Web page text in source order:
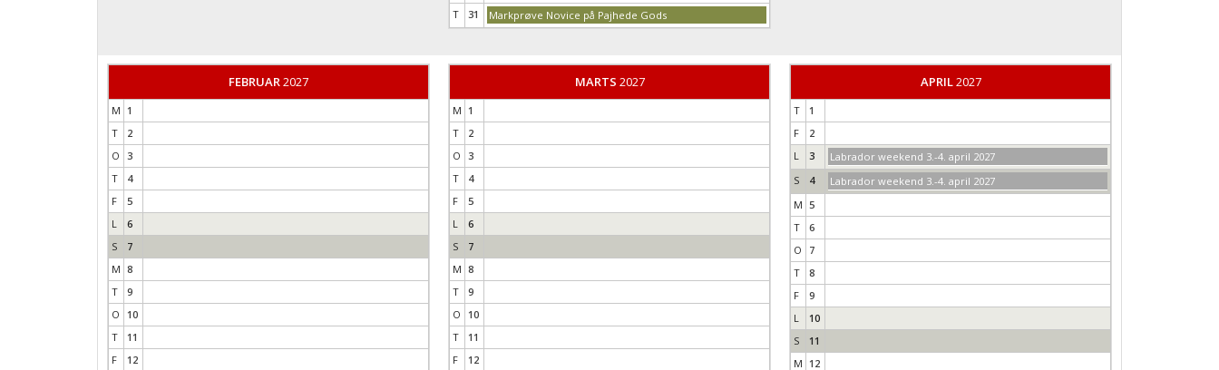
T
31 Markprøve Novice på Pajhede Gods
FEBRUAR2027
M 1
T
2
O 3
T
4
F
5
L
6
S
7
M 8
T
9
O
10
T
11
F
12
MARTS 2027
M 1
T
2
O 3
T
4
F
5
L
6
S
7
M 8
T
9
O
10
T
11
F
12
APRIL2027
T
1
F
2
L
3
Labrador weekend 3.-4. april 2027
S
4
Labrador weekend 3.-4. april 2027
M 5
T
6
O
7
T
8
F
9
L
10
S
11
M 12